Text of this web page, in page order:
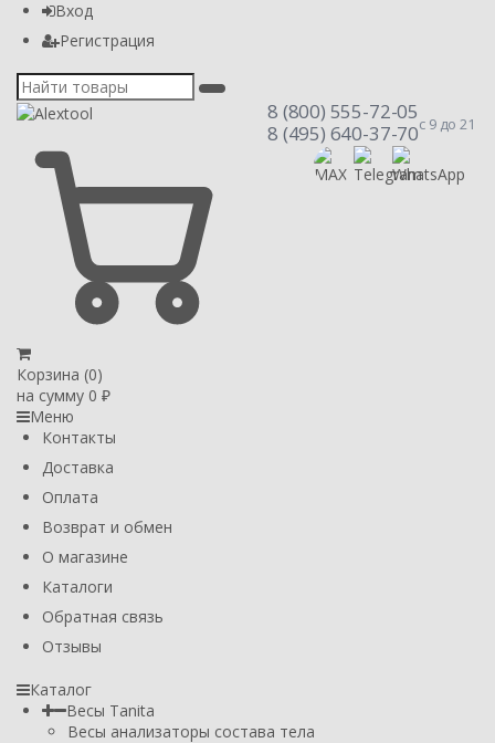
Вход
Регистрация
Корзина (0)
на сумму 0 ₽
8 (800) 555-72-05
8 (495) 640-37-70с 9 до 21
Меню
Контакты
Доставка
Оплата
Возврат и обмен
О магазине
Каталоги
Обратная связь
Отзывы
Каталог
Весы Tanita
Весы анализаторы состава тела